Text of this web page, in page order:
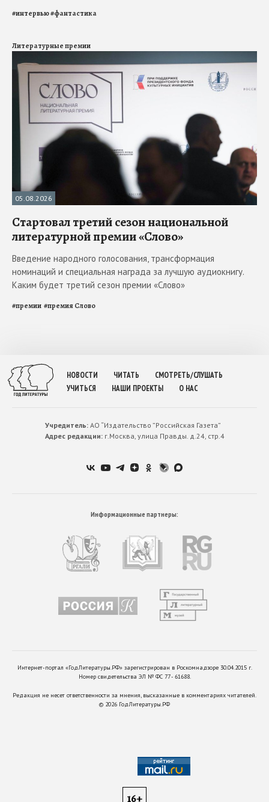
#интервью#фантастика
Литературные премии
05.08.2026
Стартовал третий сезон национальной
литературной премии «Слово»
Введение народного голосования, трансформация
номинаций и специальная награда за лучшую аудиокнигу.
Каким будет третий сезон премии «Слово»
#премии #премия Слово
НОВОСТИ ЧИТАТЬ
СМОТРЕТЬ/СЛУШАТЬ
УЧИТЬСЯ
НАШИ ПРОЕКТЫ О НАС
Учредитель:АО “Издательство ”Российская Газета”
Адрес редакции:г.Москва, улица Правды. д.24, стр.4
Информационные партнеры:
Интернет-портал «ГодЛитературы.РФ» зарегистрирован в Роскомнадзоре 30.04.2015 г.
Номер свидетельства ЭЛ № ФС 77 - 61688.
Редакция не несет ответственности за мнения, высказанные в комментариях читателей.
© 2026 ГодЛитературы.РФ
16+